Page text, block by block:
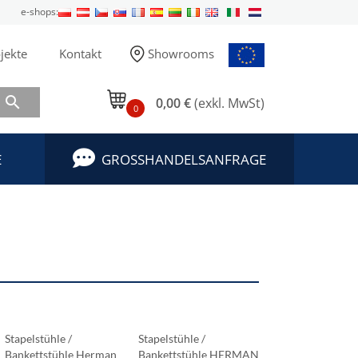
e-shops:
Kontakt Showrooms
 0 0,00 €(exkl. MwSt)
GROSSHANDELSANFRAGE
Stapelstühle /
Bankettstühle Herman
Stapelstühle /
Bankettstühle HERMAN